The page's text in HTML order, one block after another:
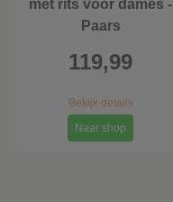
met rits voor dames -
Paars
119,99
Bekijk details
Naar shop